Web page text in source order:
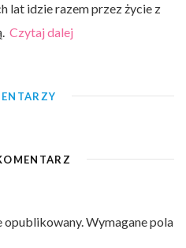
lat idzie razem przez życie z
Czytaj dalej
opublikowany.Wymagane pola